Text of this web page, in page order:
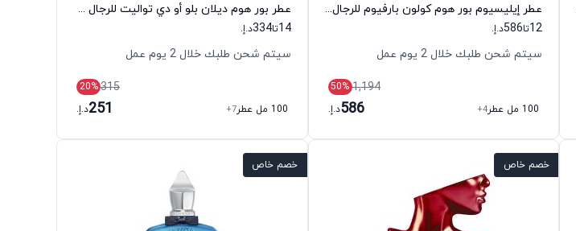
عطر إيليسيوم بور هوم كولون بارفيوم للرجال روجا دوڤ
12تا586د.إ.
سيتم شحن طلبك خلال 2 يوم عمل
1,194
50%
100 مل عطر
+4
586د.إ.
عطر بور هوم ديلان بلو أو دي تواليت للرجال فيرزاتشي
14تا334د.إ.
سيتم شحن طلبك خلال 2 يوم عمل
315
20%
100 مل عطر
+7
251د.إ.
خصم خاص خصم خاص